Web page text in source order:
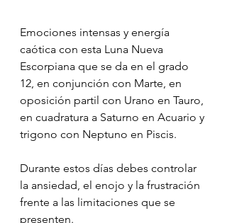
Emociones intensas y energía
caótica con esta Luna Nueva
Escorpiana que se da en el grado
12, en conjunción con Marte, en
oposición partil con Urano en Tauro,
en cuadratura a Saturno en Acuario y
trigono con Neptuno en Piscis.
Durante estos días debes controlar
la ansiedad, el enojo y la frustración
frente a las limitaciones que se
presenten.